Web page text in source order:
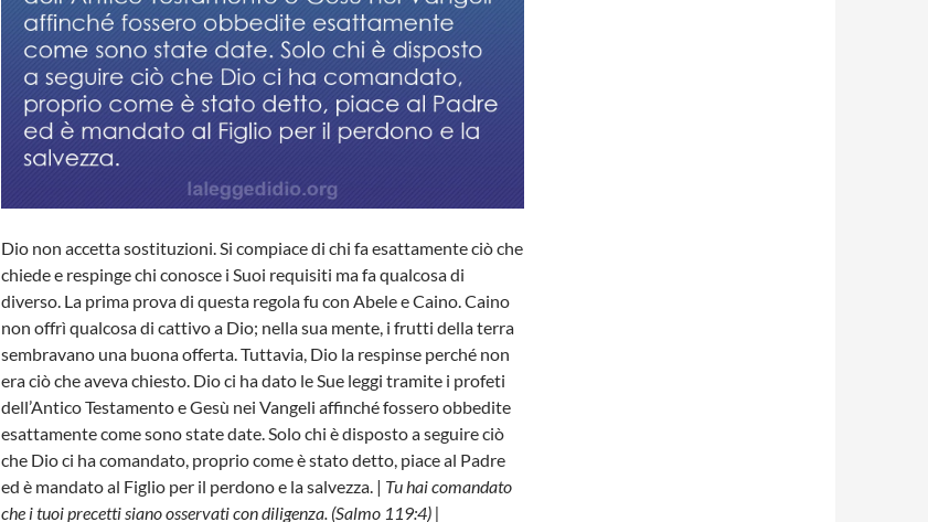
Dio non accetta sostituzioni. Si compiace di chi fa esattamente ciò che
chiede e respinge chi conosce i Suoi requisiti ma fa qualcosa di
diverso. La prima prova di questa regola fu con Abele e Caino. Caino
non offrì qualcosa di cattivo a Dio; nella sua mente, i frutti della terra
sembravano una buona offerta. Tuttavia, Dio la respinse perché non
era ciò che aveva chiesto. Dio ci ha dato le Sue leggi tramite i profeti
dell’Antico Testamento e Gesù nei Vangeli affinché fossero obbedite
esattamente come sono state date. Solo chi è disposto a seguire ciò
che Dio ci ha comandato, proprio come è stato detto, piace al Padre
ed è mandato al Figlio per il perdono e la salvezza. | Tu hai comandato
che i tuoi precetti siano osservati con diligenza. (Salmo 119:4) |